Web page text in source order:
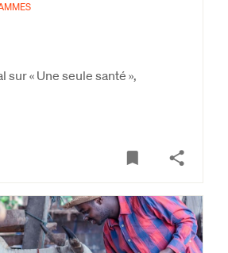
sur « Une seule santé »,